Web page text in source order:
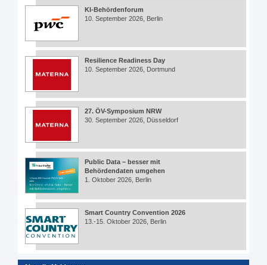
KI-Behördenforum
10. September 2026, Berlin
Resilience Readiness Day
10. September 2026, Dortmund
27. ÖV-Symposium NRW
30. September 2026, Düsseldorf
Public Data – besser mit
Behördendaten umgehen
1. Oktober 2026, Berlin
Smart Country Convention 2026
13.-15. Oktober 2026, Berlin